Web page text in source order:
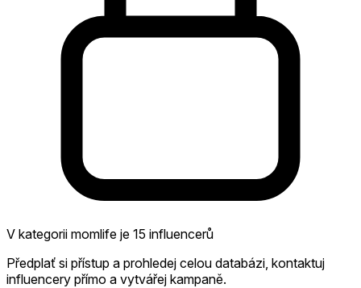
V kategorii momlife je 15 influencerů
Předplať si přístup a prohledej celou databázi, kontaktuj
influencery přímo a vytvářej kampaně.